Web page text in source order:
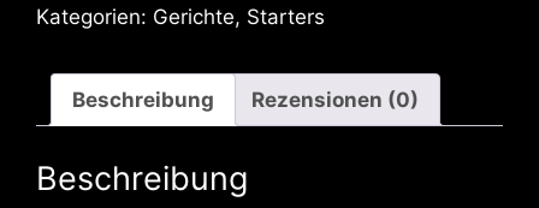
Kategorien: Gerichte, Starters
Beschreibung Rezensionen (0)
Beschreibung